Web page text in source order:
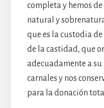
completa y hemos
natural y
que es la custodia
de la castidad, que
adecuadamente a
carnales y nos
para la donación